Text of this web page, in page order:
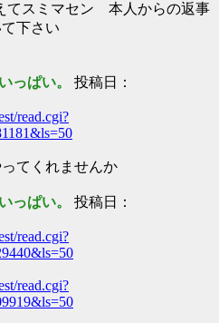
てスミマセン 本人からの返事
下さい
っぱい。 投稿日：
read.cgi?
てくれませんか
っぱい。 投稿日：
read.cgi?
read.cgi?